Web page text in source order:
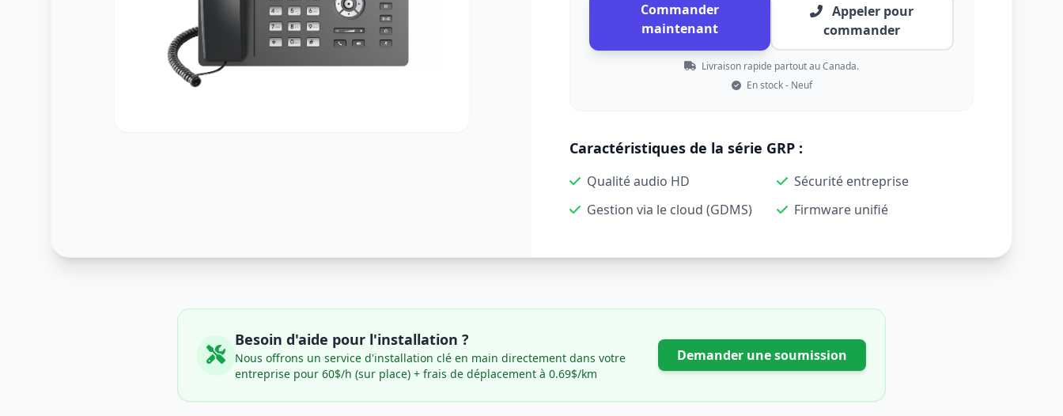
Commander
maintenant
Appeler pour
commander
Livraison rapide partout au Canada.
En stock - Neuf
Caractéristiques de la série GRP :
Qualité audio HD
Sécurité entreprise
Gestion via le cloud (GDMS)
Firmware unifié
Besoin d'aide pour l'installation ?
Nous offrons un service d'installation clé en main directement dans votre
entreprise pour 60$/h (sur place) + frais de déplacement à 0.69$/km
Demander une soumission